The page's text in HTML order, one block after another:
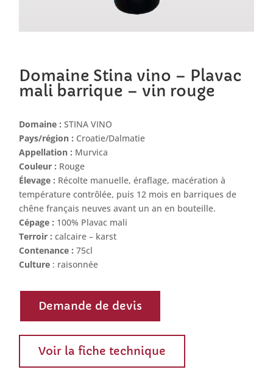
Domaine Stina vino – Plavac
mali barrique – vin rouge
Domaine : STINA VINO
Pays/région : Croatie/Dalmatie
Appellation : Murvica
Couleur : Rouge
Élevage : Récolte manuelle, éraflage, macération à
température contrôlée, puis 12 mois en barriques de
chêne français neuves avant un an en bouteille.
Cépage : 100% Plavac mali
Terroir : calcaire – karst
Contenance : 75cl
Culture : raisonnée
Demande de devis
Voir la fiche technique